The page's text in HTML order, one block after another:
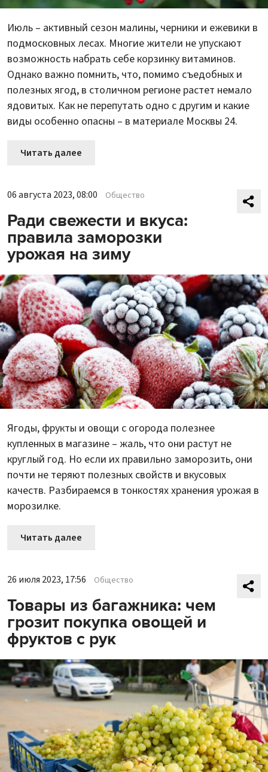
Июль – активный сезон малины, черники и ежевики в
подмосковных лесах. Многие жители не упускают
возможность набрать себе корзинку витаминов.
Однако важно помнить, что, помимо съедобных и
полезных ягод, в столичном регионе растет немало
ядовитых. Как не перепутать одно с другим и какие
виды особенно опасны – в материале Москвы 24.
Читать далее
06 августа 2023, 08:00 Общество
Ради свежести и вкуса:
правила заморозки
урожая на зиму
Ягоды, фрукты и овощи с огорода полезнее
купленных в магазине – жаль, что они растут не
круглый год. Но если их правильно заморозить, они
почти не теряют полезных свойств и вкусовых
качеств. Разбираемся в тонкостях хранения урожая в
морозилке.
Читать далее
26 июля 2023, 17:56 Общество
Товары из багажника: чем
грозит покупка овощей и
фруктов с рук